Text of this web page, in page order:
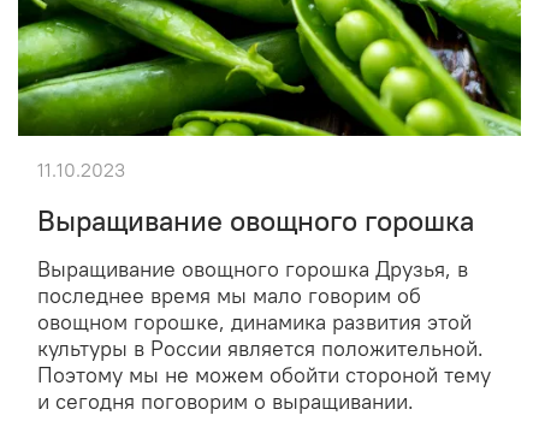
Выращивание овощного горошка
Выращивание овощного горошка Друзья, в
последнее время мы мало говорим об
овощном горошке, динамика развития этой
культуры в России является положительной.
Поэтому мы не можем обойти стороной тему
и сегодня поговорим о выращивании.
11.10.2023